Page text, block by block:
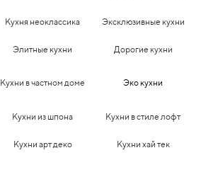
Кухня неоклассика Эксклюзивные кухни
Элитные кухни Дорогие кухни
Кухни в частном доме Эко кухни
Кухни из шпона Кухни в стиле лофт
Кухни арт деко Кухни хай тек